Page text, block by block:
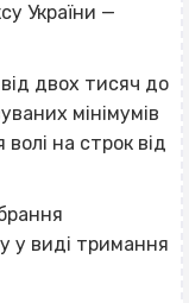
України —
двох тисяч до
мінімумів
на строк від
у виді тримання